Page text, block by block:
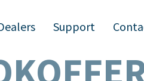
Support